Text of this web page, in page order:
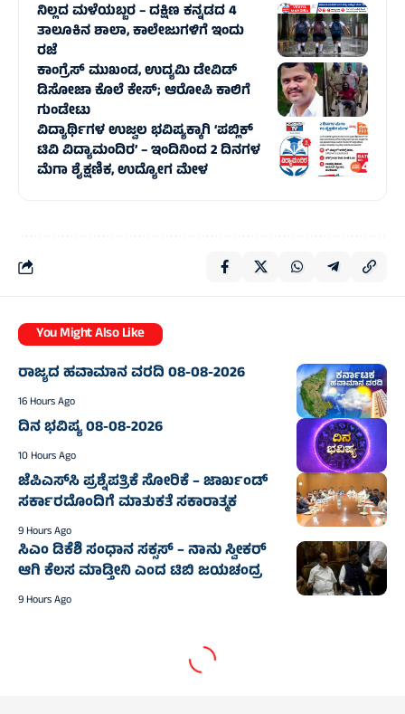
ನಿಲ್ಲದ ಮಳೆಯಬ್ಬರ – ದಕ್ಷಿಣ ಕನ್ನಡದ 4
ತಾಲೂಕಿನ ಶಾಲಾ, ಕಾಲೇಜುಗಳಿಗೆ ಇಂದು
ರಜೆ
ಕಾಂಗ್ರೆಸ್‌ ಮುಖಂಡ, ಉದ್ಯಮಿ ಡೇವಿಡ್‌
ಡಿಸೋಜಾ ಕೊಲೆ ಕೇಸ್;‌ ಆರೋಪಿ ಕಾಲಿಗೆ
ಗುಂಡೇಟು
ವಿದ್ಯಾರ್ಥಿಗಳ ಉಜ್ವಲ ಭವಿಷ್ಯಕ್ಕಾಗಿ ‘ಪಬ್ಲಿಕ್
ಟಿವಿ ವಿದ್ಯಾಮಂದಿರ’ – ಇಂದಿನಿಂದ 2 ದಿನಗಳ
ಮೆಗಾ ಶೈಕ್ಷಣಿಕ, ಉದ್ಯೋಗ ಮೇಳ
You Might Also Like
ರಾಜ್ಯದ ಹವಾಮಾನ ವರದಿ 08-08-2026
16 Hours Ago
ದಿನ ಭವಿಷ್ಯ 08-08-2026
10 Hours Ago
ಜೆಪಿಎಸ್‌ಸಿ ಪ್ರಶ್ನೆಪತ್ರಿಕೆ ಸೋರಿಕೆ – ಜಾರ್ಖಂಡ್‌
ಸರ್ಕಾರದೊಂದಿಗೆ ಮಾತುಕತೆ ಸಕಾರಾತ್ಮಕ
9 Hours Ago
ಸಿಎಂ ಡಿಕೆಶಿ ಸಂಧಾನ ಸಕ್ಸಸ್‌ – ನಾನು ಸ್ವೀಕರ್
ಆಗಿ ಕೆಲಸ ಮಾಡ್ತೀನಿ ಎಂದ ಟಿಬಿ ಜಯಚಂದ್ರ
9 Hours Ago